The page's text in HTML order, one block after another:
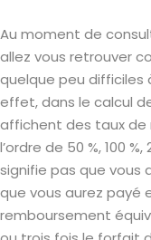
Au moment de
allez vous retrouver
quelque peu difficiles
effet, dans le calcul
affichent des taux
l’ordre de 50 %, 100
signifie pas que vous
que vous aurez payé
remboursement